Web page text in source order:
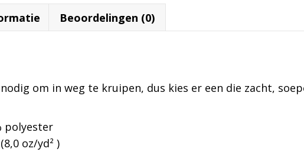
Beoordelingen (0)
om in weg te kruipen, dus kies er een die zacht,
polyester
oz/yd² )